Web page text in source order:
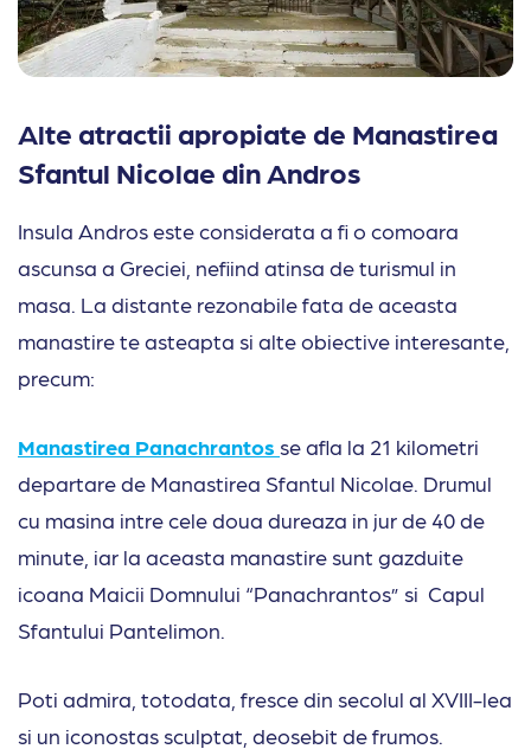
Alte atractii apropiate de Manastirea
Sfantul Nicolae din Andros
Insula Andros este considerata a fi o comoara
ascunsa a Greciei, nefiind atinsa de turismul in
masa. La distante rezonabile fata de aceasta
manastire te asteapta si alte obiective interesante,
precum:
Manastirea Panachrantos se afla la 21 kilometri
departare de Manastirea Sfantul Nicolae. Drumul
cu masina intre cele doua dureaza in jur de 40 de
minute, iar la aceasta manastire sunt gazduite
icoana Maicii Domnului “Panachrantos” si Capul
Sfantului Pantelimon.
Poti admira, totodata, fresce din secolul al XVIII-lea
si un iconostas sculptat, deosebit de frumos.